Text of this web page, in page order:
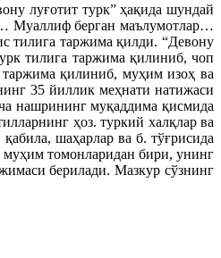
луғотит турк” ҳақида шундай
Муаллиф берган маълумотлар…
тилига таржима қилди. “Девону
тилига таржима қилиниб, чоп
таржима қилиниб, муҳим изоҳ ва
35 йиллик меҳнати натижаси
нашрининг муқаддима қисмида
ҳоз. туркий халқлар ва
шаҳарлар ва б. тўғрисида
муҳим томонларидан бири, унинг
берилади. Мазкур сўзнинг